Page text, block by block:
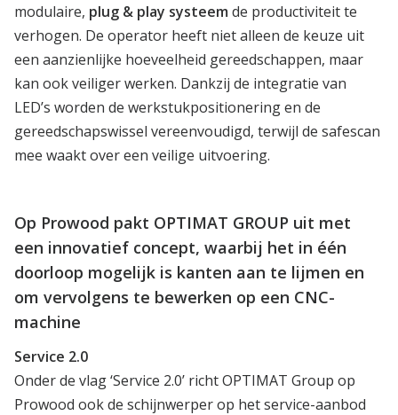
modulaire, plug & play systeem de productiviteit te
verhogen. De operator heeft niet alleen de keuze uit
een aanzienlijke hoeveelheid gereedschappen, maar
kan ook veiliger werken. Dankzij de integratie van
LED’s worden de werkstukpositionering en de
gereedschapswissel vereenvoudigd, terwijl de safescan
mee waakt over een veilige uitvoering.
Op Prowood pakt OPTIMAT GROUP uit met
een innovatief concept, waarbij het in één
doorloop mogelijk is kanten aan te lijmen en
om vervolgens te bewerken op een CNC-
machine
Service 2.0
Onder de vlag ‘Service 2.0’ richt OPTIMAT Group op
Prowood ook de schijnwerper op het service-aanbod